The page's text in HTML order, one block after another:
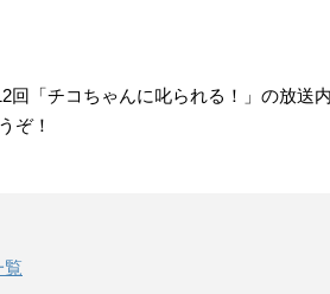
回「チコちゃんに叱られる！」の放送
ぞ！
覧